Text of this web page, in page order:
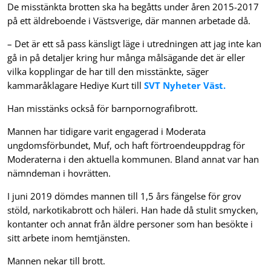
De misstänkta brotten ska ha begåtts under åren 2015-2017
på ett äldreboende i Västsverige, där mannen arbetade då.
– Det är ett så pass känsligt läge i utredningen att jag inte kan
gå in på detaljer kring hur många målsägande det är eller
vilka kopplingar de har till den misstänkte, säger
kammaråklagare Hediye Kurt tillSVT Nyheter Väst.
Han misstänks också för barnpornografibrott.
Mannen har tidigare varit engagerad i Moderata
ungdomsförbundet, Muf, och haft förtroendeuppdrag för
Moderaterna i den aktuella kommunen. Bland annat var han
nämndeman i hovrätten.
I juni 2019 dömdes mannen till 1,5 års fängelse för grov
stöld, narkotikabrott och häleri. Han hade då stulit smycken,
kontanter och annat från äldre personer som han besökte i
sitt arbete inom hemtjänsten.
Mannen nekar till brott.